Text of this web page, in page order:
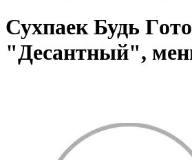
Сухпаек Будь
"Десантный",